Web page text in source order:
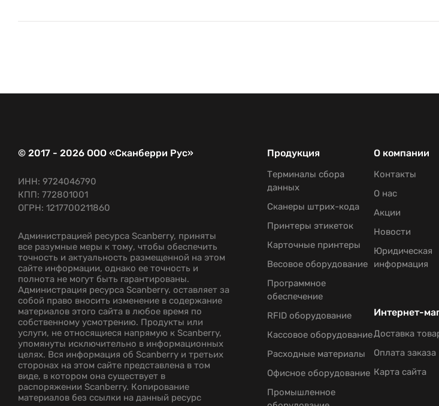
© 2017 - 2026 ООО «Сканберри Рус»
ИНН: 9724046790
КПП: 772801001
ОГРН: 1217700211860
Продукция
Терминалы сбора
данных
Сканеры штрих-кода
Принтеры этикеток
Карточные принтеры
Весовое оборудование
Программное
обеспечение
RFID оборудование
Кассовое оборудование
Расходные материалы
Офисное оборудование
Промышленное
О компании
Контакты
О нас
Акции
Новости
Юридическая
информация
Интернет-
Доставка
Оплата заказа
Карта сайта